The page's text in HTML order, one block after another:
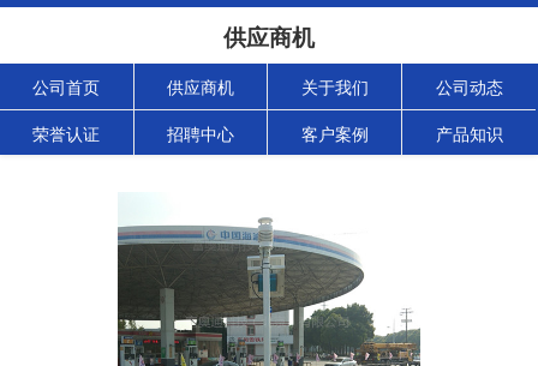
供应商机
公司首页 供应商机 关于我们 公司动态
荣誉认证 招聘中心 客户案例 产品知识